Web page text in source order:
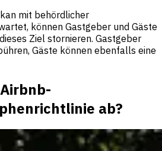
mit behördlicher
können Gastgeber und Gäste
Ziel stornieren. Gastgeber
Gäste können ebenfalls eine
ab?